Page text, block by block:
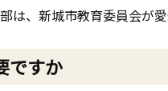
、新城市教育委員会が
ですか